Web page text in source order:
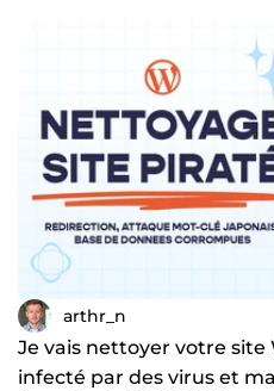
arthr_n
Je vais nettoyer votre site
infecté par des virus et